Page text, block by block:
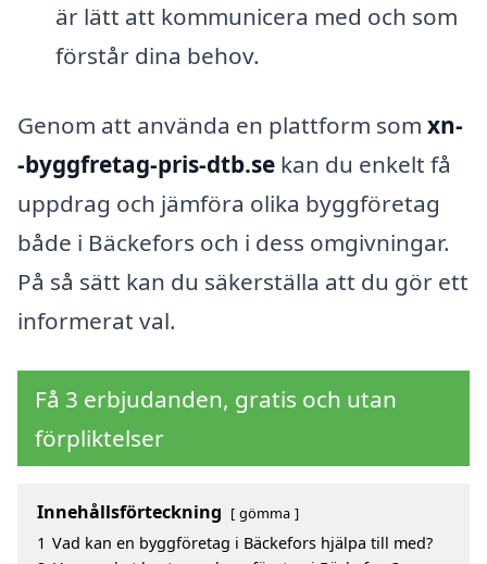
är lätt att kommunicera med och som
förstår dina behov.
Genom att använda en plattform som xn-
-byggfretag-pris-dtb.se kan du enkelt få
uppdrag och jämföra olika byggföretag
både i Bäckefors och i dess omgivningar.
På så sätt kan du säkerställa att du gör ett
informerat val.
Få 3 erbjudanden, gratis och utan
förpliktelser
Innehållsförteckning gömma
1 Vad kan en byggföretag i Bäckefors hjälpa till med?